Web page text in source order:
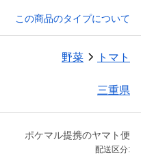
この商品のタイプについて
野菜 トマト
三重県
ポケマル提携のヤマト便
配送区分: